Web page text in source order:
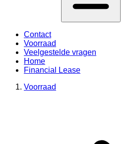
Contact
Voorraad
Veelgestelde vragen
Home
Financial Lease
Voorraad